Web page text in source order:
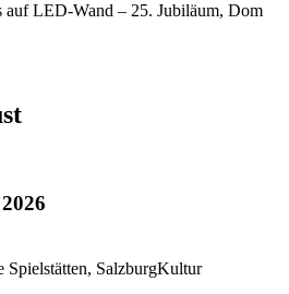
auf LED-Wand – 25. Jubiläum, Dom
Spielstätten, SalzburgKultur